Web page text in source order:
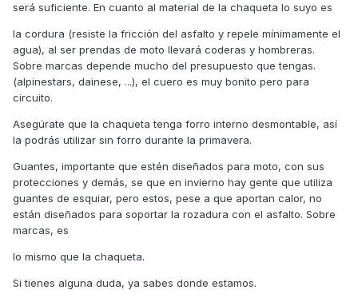
será suficiente. En cuanto al material de la chaqueta lo suyo es
la cordura (resiste la fricción del asfalto y repele mínimamente el
agua), al ser prendas de moto llevará coderas y hombreras.
Sobre marcas depende mucho del presupuesto que tengas.
(alpinestars, dainese, ...), el cuero es muy bonito pero para
circuito.
Asegúrate que la chaqueta tenga forro interno desmontable, así
la podrás utilizar sin forro durante la primavera.
Guantes, importante que estén diseñados para moto, con sus
protecciones y demás, se que en invierno hay gente que utiliza
guantes de esquiar, pero estos, pese a que aportan calor, no
están diseñados para soportar la rozadura con el asfalto. Sobre
marcas, es
lo mismo que la chaqueta.
Si tienes alguna duda, ya sabes donde estamos.